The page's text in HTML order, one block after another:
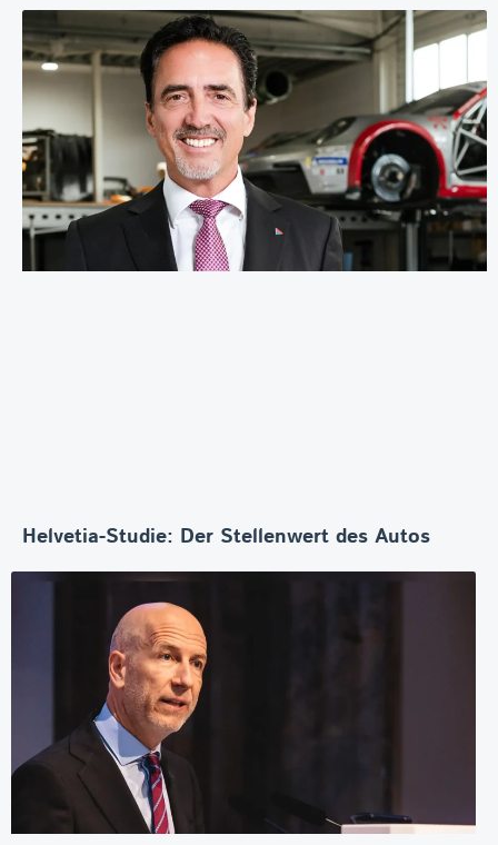
Helvetia-Studie: Der Stellenwert des Autos